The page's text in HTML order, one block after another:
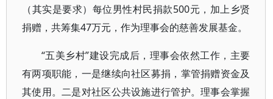
（其实是要求）每位男性村民捐款500元，加上乡贤
捐赠，共筹集47万元，作为理事会的慈善发展基金。
“五美乡村”建设完成后，理事会依然工作，主要
有两项职能，一是继续向社区募捐，掌管捐赠资金及
其使用。二是对社区公共设施进行管护。理事会掌握